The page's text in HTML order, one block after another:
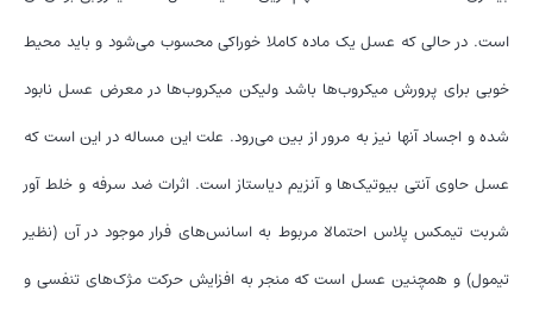
است. در حالی که عسل یک ماده کاملا خوراکی محسوب می‌شود و باید محیط
خوبی برای پرورش میکروب‌ها باشد ولیکن میکروب‌ها در معرض عسل نابود
شده و اجساد آنها نیز به مرور از بین می‌رود. علت این مساله در این است که
عسل حاوی آنتی بیوتیک‌ها و آنزیم دیاستاز است. اثرات ضد سرفه و خلط آور
شربت تیمکس پلاس احتمالا مربوط به اسانس‌های فرار موجود در آن (نظیر
تیمول) و همچنین عسل است که منجر به افزایش حرکت مژک‌های تنفسی و